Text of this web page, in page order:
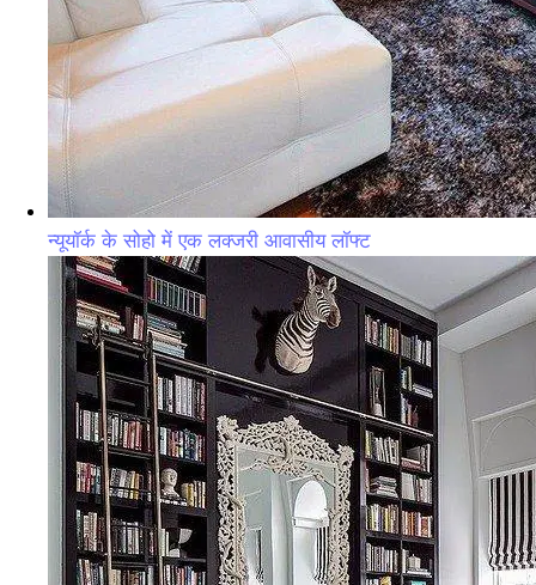
न्यूयॉर्क के सोहो में एक लक्जरी आवासीय लॉफ्ट